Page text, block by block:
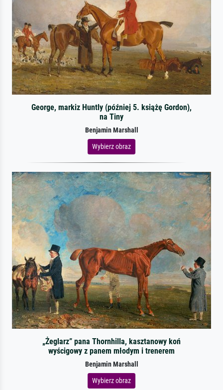
George, markiz Huntly (później 5. książę Gordon),
na Tiny
Benjamin Marshall
Wybierz obraz
„Żeglarz” pana Thornhilla, kasztanowy koń
wyścigowy z panem młodym i trenerem
Benjamin Marshall
Wybierz obraz